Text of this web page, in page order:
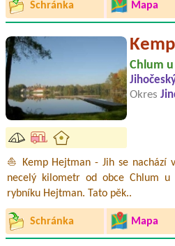
Schránka Mapa
Chlum
Okres
⛵ Kemp Hejtman - Jih se nachází
necelý kilometr od obce Chlum
rybníku Hejtman. Tato pěk..
Schránka Mapa